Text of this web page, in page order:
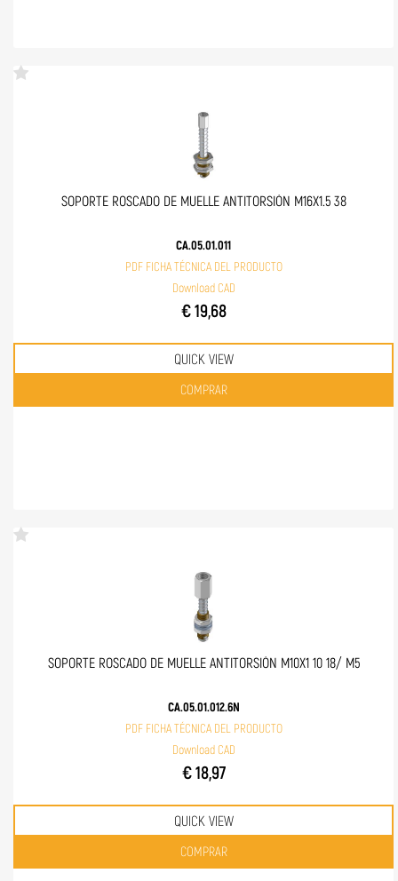
SOPORTE ROSCADO DE MUELLE ANTITORSIÓN M16X1.5 38
CA.05.01.011
PDF FICHA TÉCNICA DEL PRODUCTO
Download CAD
€ 19,68
QUICK VIEW
Quantità
COMPRAR
SOPORTE ROSCADO DE MUELLE ANTITORSIÓN M10X1 10 18/ M5
CA.05.01.012.6N
PDF FICHA TÉCNICA DEL PRODUCTO
Download CAD
€ 18,97
QUICK VIEW
Quantità
COMPRAR